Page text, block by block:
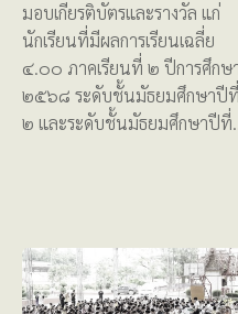
มอบเกียรติบัตรและรางวัล แก่
นักเรียนที่มีผลการเรียนเฉลี่ย
๔.๐๐ ภาคเรียนที่ ๒ ปีการศึกษ
๒๕๖๘ ระดับชั้นมัธยมศึกษาปีที่
๒ และระดับชั้นมัธยมศึกษาปี